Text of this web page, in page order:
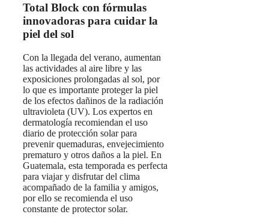
Total Block con fórmulas
innovadoras para cuidar la
piel del sol
Con la llegada del verano, aumentan
las actividades al aire libre y las
exposiciones prolongadas al sol, por
lo que es importante proteger la piel
de los efectos dañinos de la radiación
ultravioleta (UV). Los expertos en
dermatología recomiendan el uso
diario de protección solar para
prevenir quemaduras, envejecimiento
prematuro y otros daños a la piel. En
Guatemala, esta temporada es perfecta
para viajar y disfrutar del clima
acompañado de la familia y amigos,
por ello se recomienda el uso
constante de protector solar.